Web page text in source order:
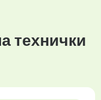
технички